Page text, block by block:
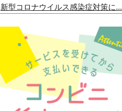
新型コロナウイルス感染症対策に...